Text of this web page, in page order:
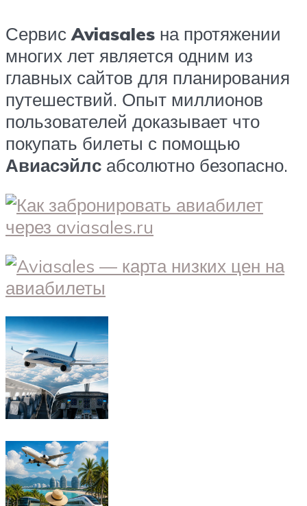
Сервис Aviasales на протяжении
многих лет является одним из
главных сайтов для планирования
путешествий. Опыт миллионов
пользователей доказывает что
покупать билеты с помощью
Авиасэйлс абсолютно безопасно.